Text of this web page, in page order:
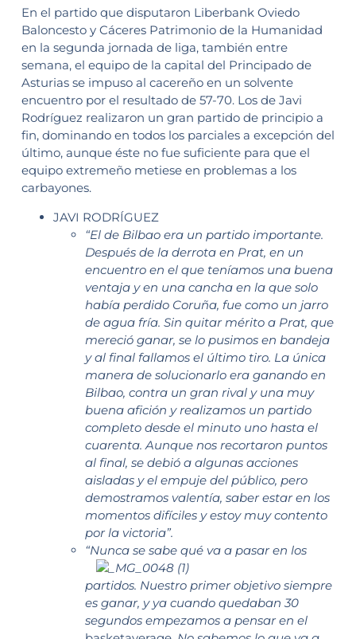
En el partido que disputaron Liberbank Oviedo
Baloncesto y Cáceres Patrimonio de la Humanidad
en la segunda jornada de liga, también entre
semana, el equipo de la capital del Principado de
Asturias se impuso al cacereño en un solvente
encuentro por el resultado de 57-70. Los de Javi
Rodríguez realizaron un gran partido de principio a
fin, dominando en todos los parciales a excepción del
último, aunque éste no fue suficiente para que el
equipo extremeño metiese en problemas a los
carbayones.
JAVI RODRÍGUEZ
“El de Bilbao era un partido importante.
Después de la derrota en Prat, en un
encuentro en el que teníamos una buena
ventaja y en una cancha en la que solo
había perdido Coruña, fue como un jarro
de agua fría. Sin quitar mérito a Prat, que
mereció ganar, se lo pusimos en bandeja
y al final fallamos el último tiro. La única
manera de solucionarlo era ganando en
Bilbao, contra un gran rival y una muy
buena afición y realizamos un partido
completo desde el minuto uno hasta el
cuarenta. Aunque nos recortaron puntos
al final, se debió a algunas acciones
aisladas y el empuje del público, pero
demostramos valentía, saber estar en los
momentos difíciles y estoy muy contento
por la victoria”.
“Nunca se sabe qué va a pasar en los
partidos. Nuestro primer objetivo siempre
es ganar, y ya cuando quedaban 30
segundos empezamos a pensar en el